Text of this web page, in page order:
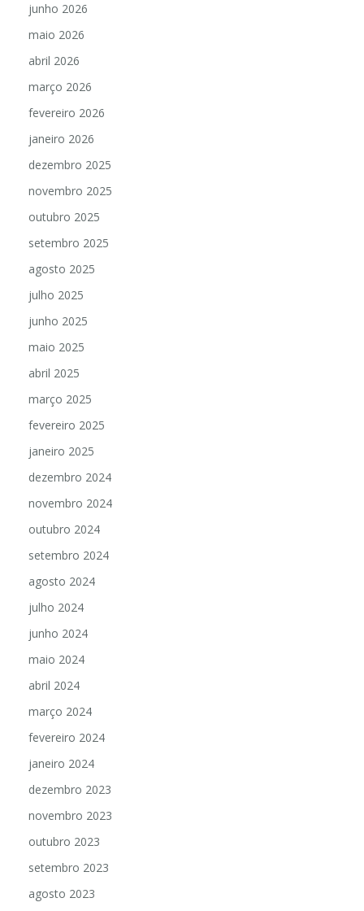
junho 2026
maio 2026
abril 2026
março 2026
fevereiro 2026
janeiro 2026
dezembro 2025
novembro 2025
outubro 2025
setembro 2025
agosto 2025
julho 2025
junho 2025
maio 2025
abril 2025
março 2025
fevereiro 2025
janeiro 2025
dezembro 2024
novembro 2024
outubro 2024
setembro 2024
agosto 2024
julho 2024
junho 2024
maio 2024
abril 2024
março 2024
fevereiro 2024
janeiro 2024
dezembro 2023
novembro 2023
outubro 2023
setembro 2023
agosto 2023